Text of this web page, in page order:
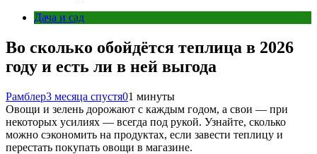
Дача и сад
Во сколько обойдётся теплица в 2026
году и есть ли в ней выгода
Рамблер3 месяца спустя01 минуты
Овощи и зелень дорожают с каждым годом, а свои — при
некоторых усилиях — всегда под рукой. Узнайте, сколько
можно сэкономить на продуктах, если завести теплицу и
перестать покупать овощи в магазине.